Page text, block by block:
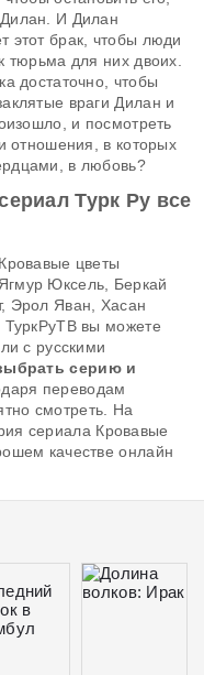
И Дилан
этот брак, чтобы люди
тюрьма для них двоих.
достаточно, чтобы
враги Дилан и
и посмотреть
отношения, в которых
в любовь?
Турк Ру все
цветы
Юксель, Беркай
Эрол Яван, Хасан
ТуркРуТВ вы можете
с русскими
серию и
переводам
смотреть. На
сериала Кровавые
качестве онлайн